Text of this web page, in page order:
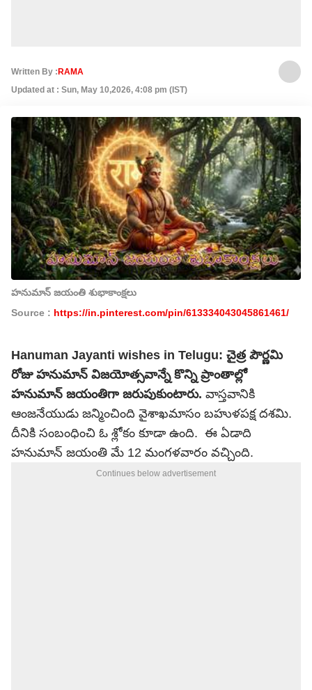
Written By : RAMA
Updated at : Sun, May 10,2026, 4:08 pm (IST)
హనుమాన్ జయంతి శుభాకాంక్షలు
Source : https://in.pinterest.com/pin/613334043045861461/
Hanuman Jayanti wishes in Telugu: చైత్ర పౌర్ణమి
రోజు హనుమాన్ విజయోత్సవాన్నే కొన్ని ప్రాంతాల్లో
హనుమాన్ జయంతిగా జరుపుకుంటారు. వాస్తవానికి
ఆంజనేయుడు జన్మించింది వైశాఖమాసం బహుళపక్ష దశమి.
దీనికి సంబంధించి ఓ శ్లోకం కూడా ఉంది. ఈ ఏడాది
హనుమాన్ జయంతి మే 12 మంగళవారం వచ్చింది.
Continues below advertisement